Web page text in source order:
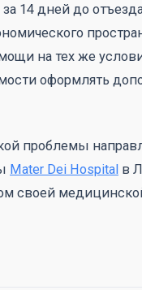
14 дней до
на тех же
оформлять
проблемы
Mater Dei Hospital в
своей